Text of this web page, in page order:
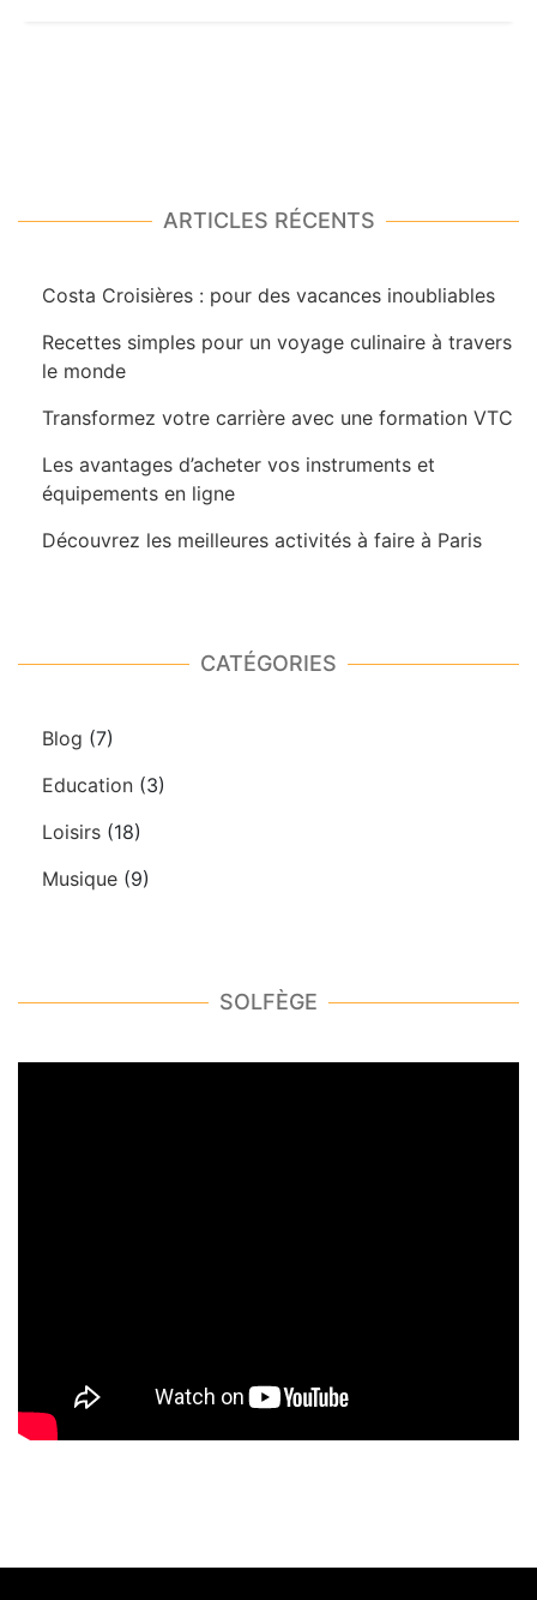
ARTICLES RÉCENTS
Costa Croisières : pour des vacances inoubliables
Recettes simples pour un voyage culinaire à travers
le monde
Transformez votre carrière avec une formation VTC
Les avantages d’acheter vos instruments et
équipements en ligne
Découvrez les meilleures activités à faire à Paris
CATÉGORIES
Blog (7)
Education (3)
Loisirs (18)
Musique (9)
SOLFÈGE